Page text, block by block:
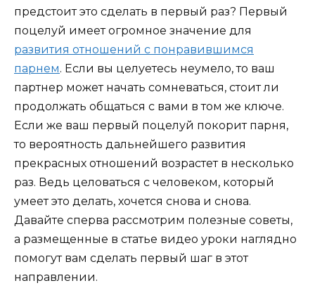
предстоит это сделать в первый раз? Первый
поцелуй имеет огромное значение для
развития отношений с понравившимся
парнем. Если вы целуетесь неумело, то ваш
партнер может начать сомневаться, стоит ли
продолжать общаться с вами в том же ключе.
Если же ваш первый поцелуй покорит парня,
то вероятность дальнейшего развития
прекрасных отношений возрастет в несколько
раз. Ведь целоваться с человеком, который
умеет это делать, хочется снова и снова.
Давайте сперва рассмотрим полезные советы,
а размещенные в статье видео уроки наглядно
помогут вам сделать первый шаг в этот
направлении.